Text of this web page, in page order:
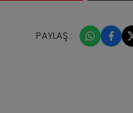
PAYLAŞ :